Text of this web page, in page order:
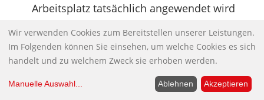
Arbeitsplatz tatsächlich angewendet wird
Amazon allein hat für dieses Jahr
Investitionen von 200 Milliarden US-Dollar
angekündigt. Die Techbranche hat insgesamt
Wir verwenden Cookies zum Bereitstellen unserer Leistungen.
Im Folgenden können Sie einsehen, um welche Cookies es sich
handelt und zu welchem Zweck sie erhoben werden.
Manuelle Auswahl... Ablehnen Akzeptieren